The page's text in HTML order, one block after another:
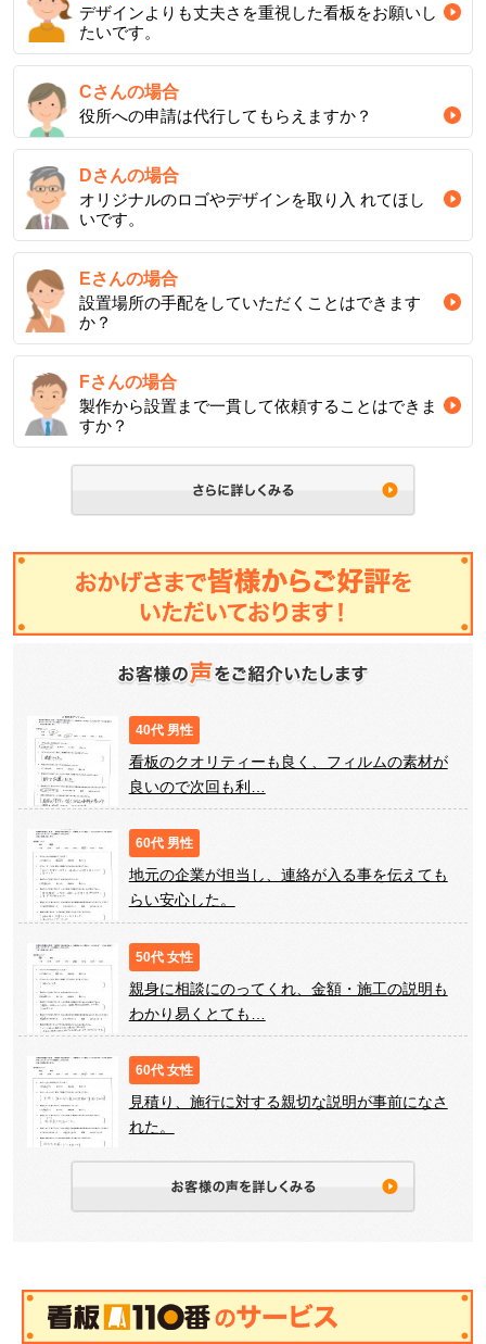
デザインよりも丈夫さを重視した看板をお願いし
たいです。
Cさんの場合
役所への申請は代行してもらえますか？
Dさんの場合
オリジナルのロゴやデザインを取り入 れてほし
いです。
Eさんの場合
設置場所の手配をしていただくことはできます
か？
Fさんの場合
製作から設置まで一貫して依頼することはできま
すか？
40代 男性
看板のクオリティーも良く、フィルムの素材が
良いので次回も利…
60代 男性
地元の企業が担当し、連絡が入る事を伝えても
らい安心した。
50代 女性
親身に相談にのってくれ、金額・施工の説明も
わかり易くとても…
60代 女性
見積り、施行に対する親切な説明が事前になさ
れた。